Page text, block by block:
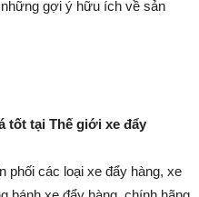
gợi ý hữu ích về sản
tốt tại Thế giới xe đẩy
phối các loại xe đẩy hàng, xe